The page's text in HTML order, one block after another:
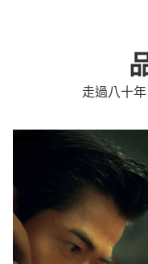
走過八十